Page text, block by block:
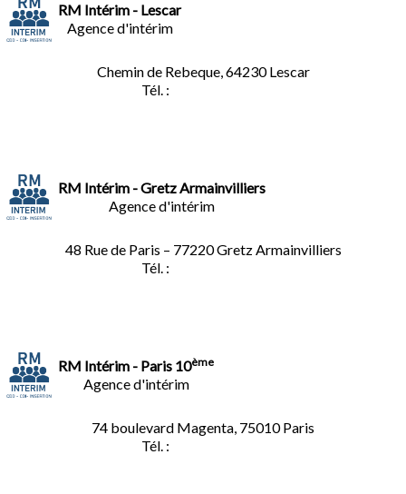
RM Intérim - Lescar
Agence d'intérim
Chemin de Rebeque, 64230 Lescar
Tél. :
RM Intérim - Gretz Armainvilliers
Agence d'intérim
48 Rue de Paris – 77220 Gretz Armainvilliers
Tél. :
RM Intérim - Paris 10ème
Agence d'intérim
74 boulevard Magenta, 75010 Paris
Tél. :